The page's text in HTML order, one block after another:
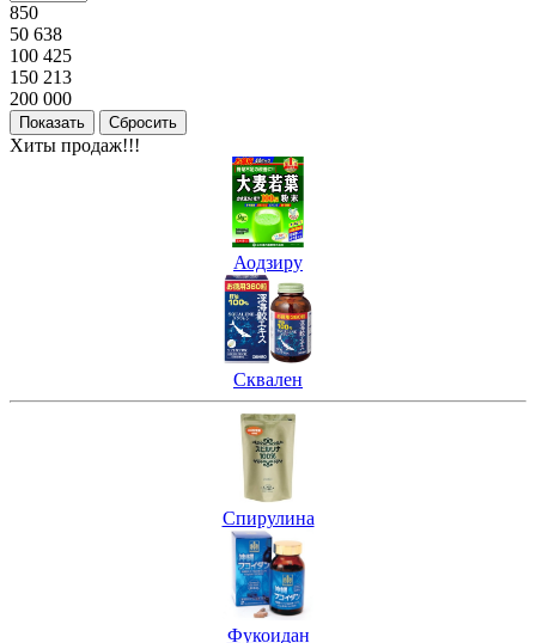
850
50 638
100 425
150 213
200 000
Хиты продаж!!!
Аодзиру
Сквален
Спирулина
Фукоидан